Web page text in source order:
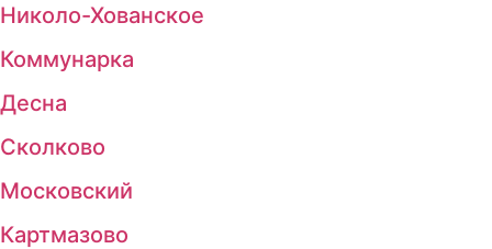
Николо-Хованское
Коммунарка
Десна
Сколково
Московский
Картмазово